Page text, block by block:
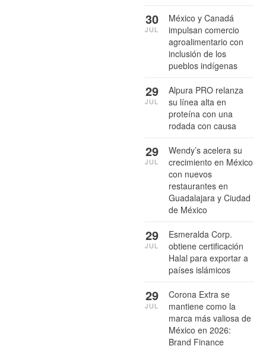
México y Canadá
impulsan comercio
agroalimentario con
inclusión de los
pueblos indígenas
30
JUL
Alpura PRO relanza
su línea alta en
proteína con una
rodada con causa
29
JUL
Wendy’s acelera su
crecimiento en México
con nuevos
restaurantes en
Guadalajara y Ciudad
de México
29
JUL
Esmeralda Corp.
obtiene certificación
Halal para exportar a
países islámicos
29
JUL
Corona Extra se
mantiene como la
marca más valiosa de
México en 2026:
Brand Finance
29
JUL